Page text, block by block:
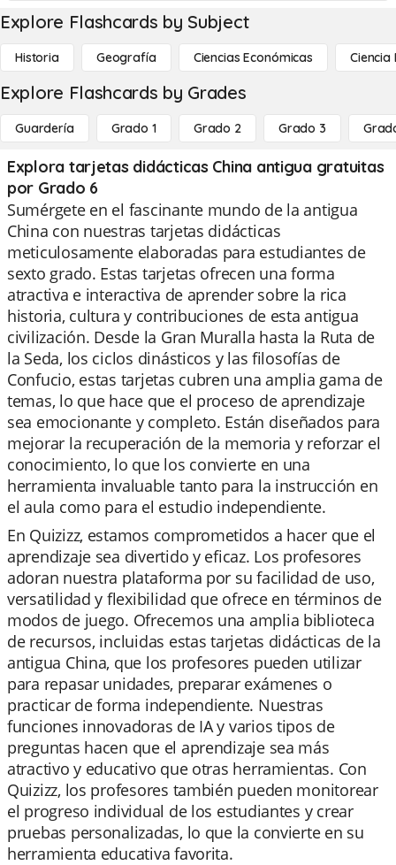
Explore Flashcards by Subject
Historia Geografía Ciencias Económicas Ciencia
Explore Flashcards by Grades
Guardería Grado 1 Grado 2 Grado 3
Explora tarjetas didácticas China antigua gratuitas
por Grado 6
Sumérgete en el fascinante mundo de la antigua
China con nuestras tarjetas didácticas
meticulosamente elaboradas para estudiantes de
sexto grado. Estas tarjetas ofrecen una forma
atractiva e interactiva de aprender sobre la rica
historia, cultura y contribuciones de esta antigua
civilización. Desde la Gran Muralla hasta la Ruta de
la Seda, los ciclos dinásticos y las filosofías de
Confucio, estas tarjetas cubren una amplia gama de
temas, lo que hace que el proceso de aprendizaje
sea emocionante y completo. Están diseñados para
mejorar la recuperación de la memoria y reforzar el
conocimiento, lo que los convierte en una
herramienta invaluable tanto para la instrucción en
el aula como para el estudio independiente.
En Quizizz, estamos comprometidos a hacer que el
aprendizaje sea divertido y eficaz. Los profesores
adoran nuestra plataforma por su facilidad de uso,
versatilidad y flexibilidad que ofrece en términos de
modos de juego. Ofrecemos una amplia biblioteca
de recursos, incluidas estas tarjetas didácticas de la
antigua China, que los profesores pueden utilizar
para repasar unidades, preparar exámenes o
practicar de forma independiente. Nuestras
funciones innovadoras de IA y varios tipos de
preguntas hacen que el aprendizaje sea más
atractivo y educativo que otras herramientas. Con
Quizizz, los profesores también pueden monitorear
el progreso individual de los estudiantes y crear
pruebas personalizadas, lo que la convierte en su
herramienta educativa favorita.